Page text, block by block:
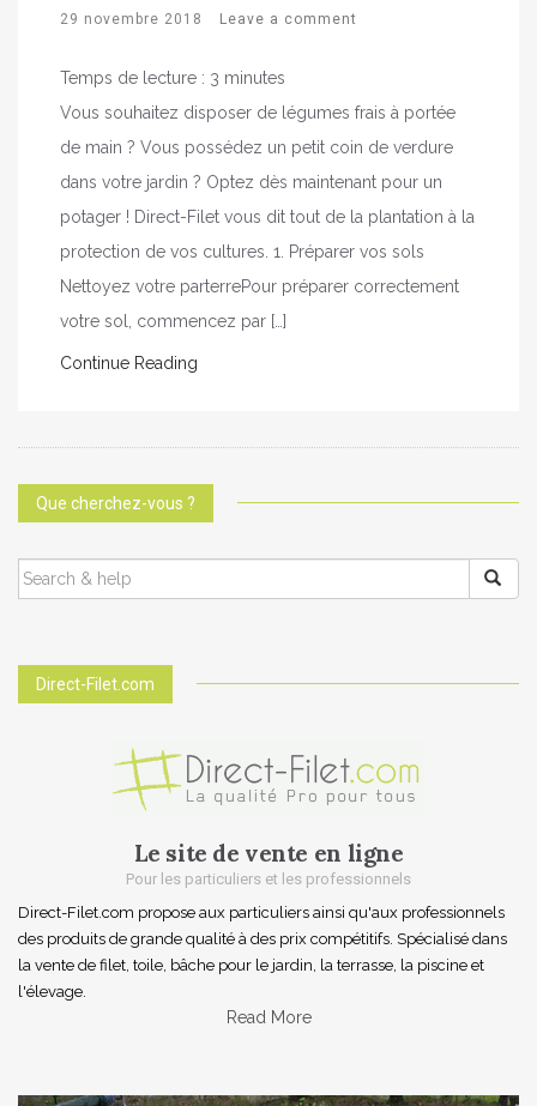
29 novembre 2018 Leave a comment
Temps de lecture : 3 minutes
Vous souhaitez disposer de légumes frais à portée
de main ? Vous possédez un petit coin de verdure
dans votre jardin ? Optez dès maintenant pour un
potager ! Direct-Filet vous dit tout de la plantation à la
protection de vos cultures. 1. Préparer vos sols
Nettoyez votre parterrePour préparer correctement
votre sol, commencez par […]
Continue Reading
Que cherchez-vous ?
SEARCH
FOR:
Direct-Filet.com
Le site de vente en ligne
Pour les particuliers et les professionnels
Direct-Filet.com propose aux particuliers ainsi qu'aux professionnels
des produits de grande qualité à des prix compétitifs. Spécialisé dans
la vente de filet, toile, bâche pour le jardin, la terrasse, la piscine et
l'élevage.
Read More